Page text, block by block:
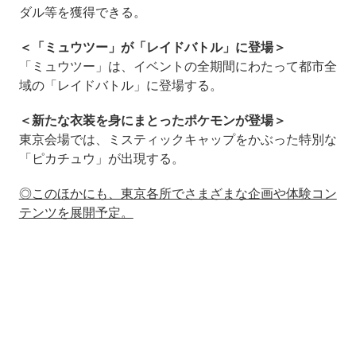
ダル等を獲得できる。
＜「ミュウツー」が「レイドバトル」に登場＞
「ミュウツー」は、イベントの全期間にわたって都市全
域の「レイドバトル」に登場する。
＜新たな衣装を身にまとったポケモンが登場＞
東京会場では、ミスティックキャップをかぶった特別な
「ピカチュウ」が出現する。
◎このほかにも、東京各所でさまざまな企画や体験コン
テンツを展開予定。